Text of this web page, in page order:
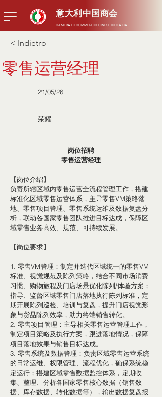
意大利中国商会
CAMERA DI COMMERCIO CINESE IN ITALIA
< Indietro
零售运营经理
21/05/26
荣耀
岗位招聘
零售运营经理
【岗位介绍】
负责所辖区域内零售运营全流程管理工作，搭建
标准化区域零售运营体系，主导零售VM策略落
地、零售项目管理、零售系统运维及数据复盘分
析，联动各国家零售团队推进目标达成，保障区
域零售业务高效、规范、可持续发展。
【岗位要求】
1. 零售VM管理：制定并迭代区域统一的零售VM
标准、视觉规范及陈列策略，结合不同市场消费
习惯、购物旅程及门店场景优化陈列/体验方案；
指导、监督区域零售门店落地执行陈列标准，定
期开展陈列巡检、培训与复盘，提升门店视觉形
象与货品陈列效率，助力终端销售转化。
2. 零售项目管理：主导相关零售运营管理工作，
制定项目策略及执行方案，跟进落地情况，保障
项目落地效果与销售目标达成。
3. 零售系统及数据管理：负责区域零售运营系统
的日常运维、权限管理、流程优化，确保系统稳
定运行；搭建区域零售数据监控体系，定期收
集、整理、分析各国家零售核心数据（销售数
据、库存数据、转化数据等），输出数据复盘报